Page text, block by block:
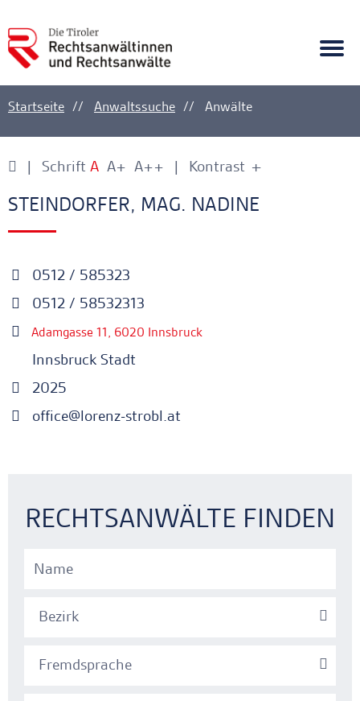
Ankerlink
Startseite Anwaltssuche Anwälte
Schrift A A+ A++ Kontrast +
-
Ankerlink
STEINDORFER, MAG. NADINE
0512 / 585323
0512 / 58532313
Adamgasse 11, 6020 Innsbruck
Innsbruck Stadt
2025
office@lorenz-strobl.at
RECHTSANWÄLTE FINDEN
Bezirk
Fremdsprache